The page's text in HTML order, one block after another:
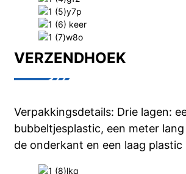
VERZENDHOEK
Verpakkingsdetails: Drie lagen:
bubbeltjesplastic, een meter
de onderkant en een laag plastic